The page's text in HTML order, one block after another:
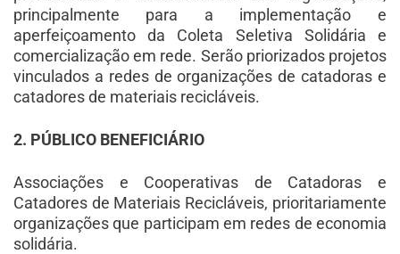
principalmente para a implementação e
aperfeiçoamento da Coleta Seletiva Solidária e
comercialização em rede. Serão priorizados projetos
vinculados a redes de organizações de catadoras e
catadores de materiais recicláveis.
2. PÚBLICO BENEFICIÁRIO
Associações e Cooperativas de Catadoras e
Catadores de Materiais Recicláveis, prioritariamente
organizações que participam em redes de economia
solidária.